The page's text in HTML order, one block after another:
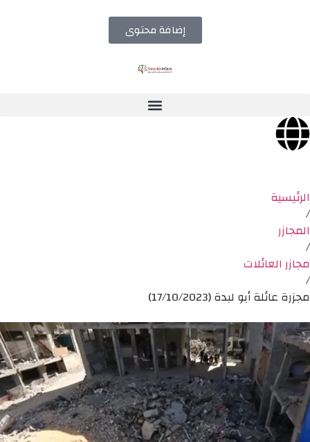
إضافة محتوى
الرئيسية
/
المجازر
/
مجازر العائلات
/
مجزرة عائلة أبو لبدة (17/10/2023)